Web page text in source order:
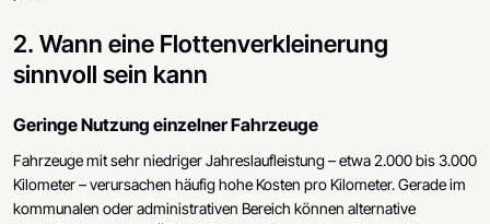
2. Wann eine Flottenverkleinerung
sinnvoll sein kann
Geringe Nutzung einzelner Fahrzeuge
Fahrzeuge mit sehr niedriger Jahreslaufleistung – etwa 2.000 bis 3.000
Kilometer – verursachen häufig hohe Kosten pro Kilometer. Gerade im
kommunalen oder administrativen Bereich können alternative